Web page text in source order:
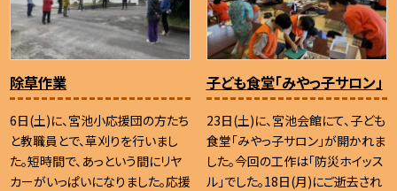
除草作業
6日(土)に、宮池小応援団の方たち
と教職員とで、草刈りを行いまし
た。短時間で、あっという間にリヤ
カーがいっぱいになりました。応援
子ども食堂「みやっ子サロン」
23日(土)に、宮池会館にて、子ども
食堂「みやっ子サロン」が開かれま
した。今回の工作は「防災ホイッス
ル」でした。18日(月)にご逝去され